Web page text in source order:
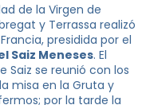
de la Virgen de
y Terrassa realizó
presidida por el
Saiz Meneses. El
Saiz se reunió con los
misa en la Gruta y
por la tarde la